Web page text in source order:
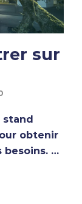
sur
stand
obtenir
besoins. …